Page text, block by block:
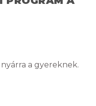
a gyereknek.